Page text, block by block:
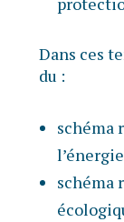
Dans ces
du :
schéma
schéma